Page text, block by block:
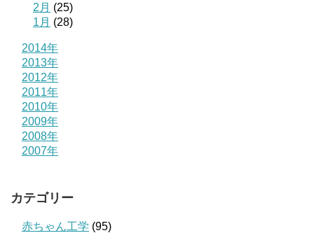
2月 (25)
1月 (28)
2014年
2013年
2012年
2011年
2010年
2009年
2008年
2007年
カテゴリー
赤ちゃん工学 (95)